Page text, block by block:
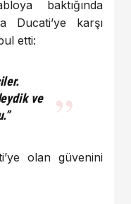
baktığında
Ducati’ye karşı
etti:
ve
olan güvenini